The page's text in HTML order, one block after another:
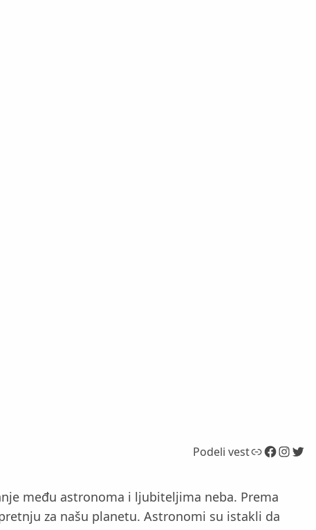
Podeli vestLink Facebook InstagramTwitter
među astronoma i ljubiteljima neba. Prema
za našu planetu. Astronomi su istakli da